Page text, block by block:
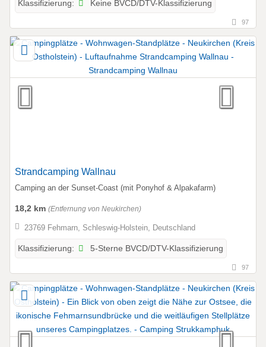
Klassifizierung: Keine BVCD/DTV-Klassifizierung
97
Strandcamping Wallnau
Camping an der Sunset-Coast (mit Ponyhof & Alpakafarm)
18,2 km (Entfernung von Neukirchen)
23769 Fehmarn, Schleswig-Holstein, Deutschland
Klassifizierung: 5-Sterne BVCD/DTV-Klassifizierung
97